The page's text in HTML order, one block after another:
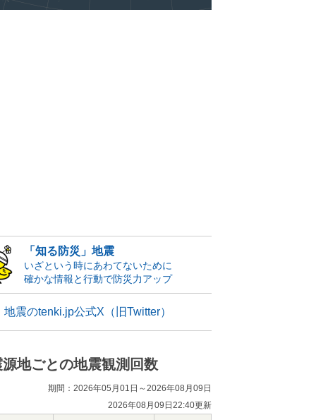
「知る防災」地震
いざという時にあわてないために
確かな情報と行動で防災力アップ
地震のtenki.jp公式X（旧Twitter）
源地ごとの地震観測回数
期間：2026年05月01日～2026年08月09日
2026年08月09日22:40更新